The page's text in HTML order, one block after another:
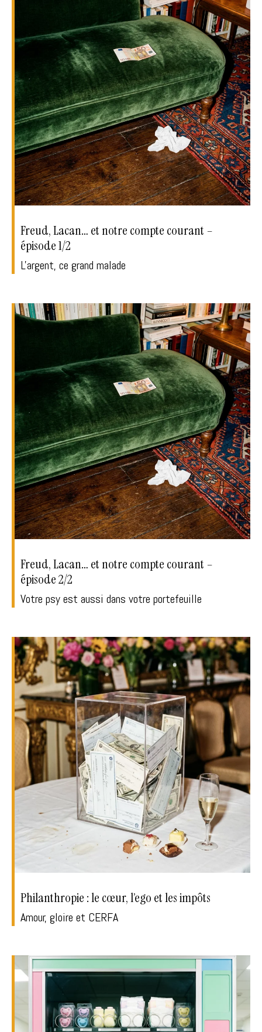
Freud, Lacan… et notre compte courant –
épisode 1/2
L'argent, ce grand malade
Freud, Lacan… et notre compte courant –
épisode 2/2
Votre psy est aussi dans votre portefeuille
Philanthropie : le cœur, l’ego et les impôts
Amour, gloire et CERFA